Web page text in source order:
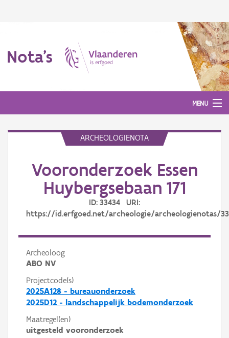
Nota's
MENU
Aanmelden
ARCHEOLOGIENOTA
Vooronderzoek Essen
Huybergsebaan 171
ID: 33434 URI:
https://id.erfgoed.net/archeologie/archeologienotas/
Archeoloog
ABO NV
Projectcode(s)
2025A128 - bureauonderzoek
2025D12 - landschappelijk bodemonderzoek
Maatregel(en)
uitgesteld vooronderzoek